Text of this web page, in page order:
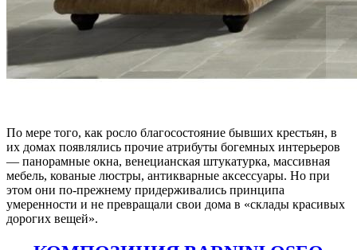
По мере того, как росло благосостояние бывших крестьян, в
их домах появлялись прочие атрибуты богемных интерьеров
— панорамные окна, венецианская штукатурка, массивная
мебель, кованые люстры, антикварные аксессуары. Но при
этом они по-прежнему придерживались принципа
умеренности и не превращали свои дома в «склады красивых
дорогих вещей».